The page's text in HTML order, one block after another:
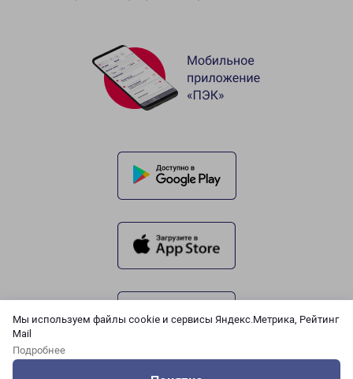
Мы используем файлы cookie и сервисы Яндекс.Метрика, Рейтинг
Mail
Подробнее